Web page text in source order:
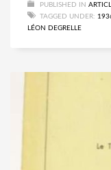
PUBLISHED IN
TAGGED UNDER:
LÉON DEGRELLE